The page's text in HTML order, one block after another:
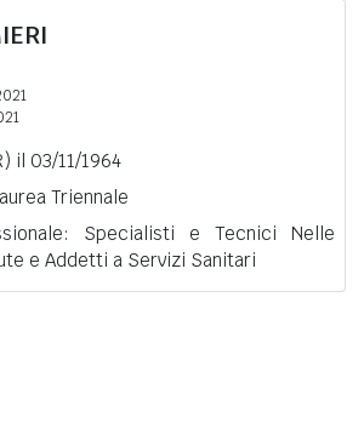
il 03/11/1964
Triennale
Specialisti e Tecnici Nelle
e Addetti a Servizi Sanitari